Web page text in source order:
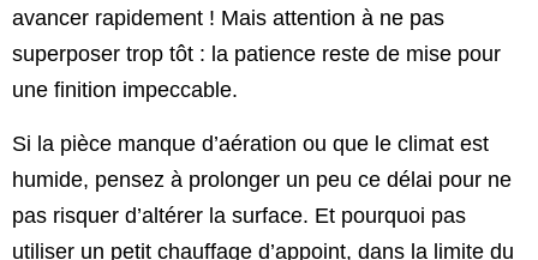
avancer rapidement ! Mais attention à ne pas
superposer trop tôt : la patience reste de mise pour
une finition impeccable.
Si la pièce manque d’aération ou que le climat est
humide, pensez à prolonger un peu ce délai pour ne
pas risquer d’altérer la surface. Et pourquoi pas
utiliser un petit chauffage d’appoint, dans la limite du